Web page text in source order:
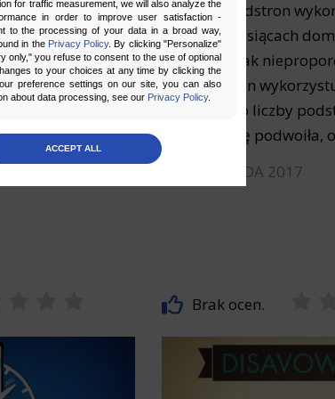
for traffic measurement, we will also analyze the
in order to improve user satisfaction -
to the processing of your data in a broad way,
in the Privacy Policy. By clicking "Personalize"
you refuse to consent to the use of optional
to your choices at any time by clicking the
preference settings on our site, you can also
about data processing, see our Privacy Policy.
choices you make while using our website. For
or to remember your login information, making it
ACCEPT ALL
jest
powyżej
[...]
miliardy podstron
około 900 tysiącach
zauważyć, jak
liczby domen
stosunku do liczby
podstron się podwoiła,
26 LISTOPADA 2017
Brak ocen.